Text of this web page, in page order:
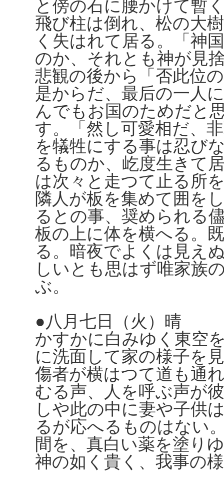
と傍の石に腰かけて暫
飛び柱は倒れ、松の大
く失はれて居る。「神
のか、それとも神が見
悲観の後から「否此位
是からだ、最后の一人
んでもお国のためだと
す。「然し可愛相だ、
を犠牲にする事は忍び
るものか、屹度生きて
は次々と走つて止る所
隣人が板を集めて囲を
るとの事、奨められる
板の上に体を横へる。
る。暗夜でよくは見え
しいとも思はず唯家族
ぶ。
●八月七日（火）晴
かすかに白みゆく東空
に洗面して家の様子を
傷者が横はつて道も通
むる声、人を呼ぶ声が
しや此の中に妻や子供
るが応へるものはない
間を、真白い薬を塗り
神の如く貴く、我事の